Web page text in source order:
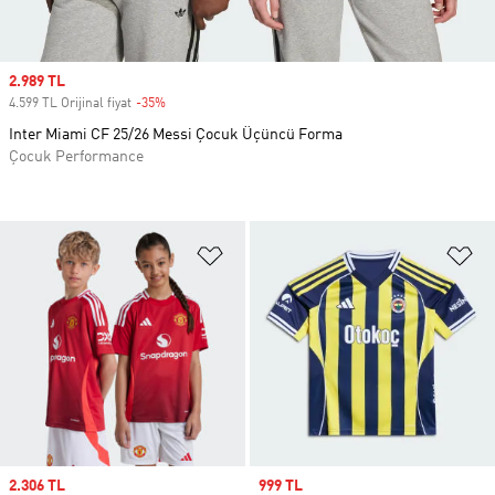
Favori Listesine Ekle
Sale price
2.306 TL Sale price
999 TL
Sale price
2.989 TL
4.599 TL Orijinal fiyat -35%
Inter Miami CF 25/26 Messi Çocuk Üçüncü Forma
Çocuk Performance